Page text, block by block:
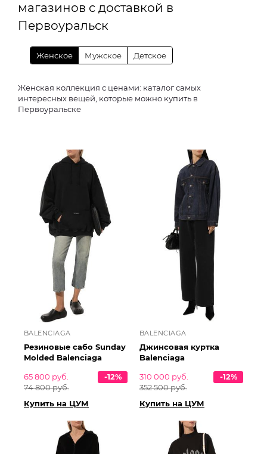
магазинов с доставкой в
Первоуральск
Женское Мужское Детское
Женская коллекция с ценами: каталог самых
интересных вещей, которые можно купить в
Первоуральске
BALENCIAGA
Резиновые сабо Sunday
Molded Balenciaga
65 800 руб.
74 800 руб.
-12%
Купить на ЦУМ
BALENCIAGA
Джинсовая куртка
Balenciaga
310 000 руб.
352 500 руб.
-12%
Купить на ЦУМ